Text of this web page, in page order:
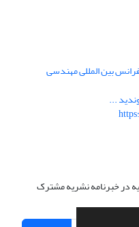
بین المللی مهندسی
...
در خبرنامه نشریه مشترک